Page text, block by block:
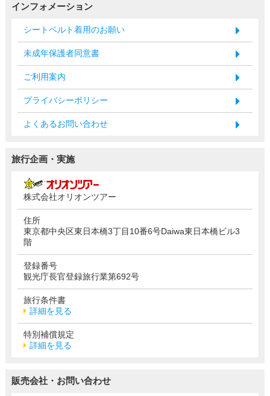
インフォメーション
シートベルト着用のお願い
未成年保護者同意書
ご利用案内
プライバシーポリシー
よくあるお問い合わせ
旅行企画・実施
株式会社オリオンツアー
住所
東京都中央区東日本橋3丁目10番6号Daiwa東日本橋ビル3
階
登録番号
観光庁長官登録旅行業第692号
旅行条件書
詳細を見る
特別補償規定
詳細を見る
販売会社・お問い合わせ